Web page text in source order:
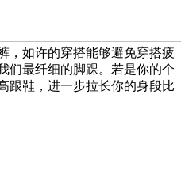
，如许的穿搭能够避免穿搭疲
们最纤细的脚踝。若是你的个
跟鞋，进一步拉长你的身段比